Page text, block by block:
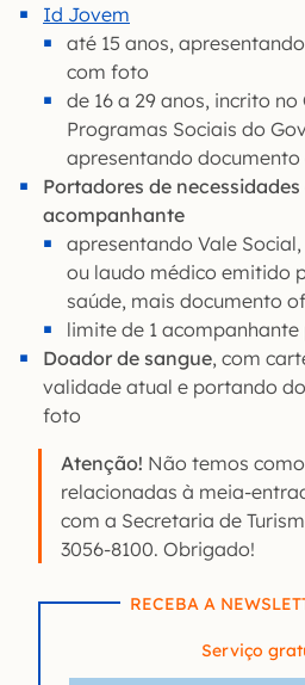
Id Jovem
até 15 anos,
com foto
de 16 a 29 anos, incrito
Programas Sociais do
apresentando
Portadores de
acompanhante
apresentando Vale Social,
ou laudo médico emitido
saúde, mais documento
limite de 1 acompanhante
Doador de sangue, com
validade atual e portando
foto
Atenção! Não temos
relacionadas à meia-
com a Secretaria de
3056-8100. Obrigado!
RECEBA A
Serviço